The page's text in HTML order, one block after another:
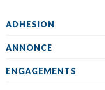
ADHESION
ANNONCE
ENGAGEMENTS